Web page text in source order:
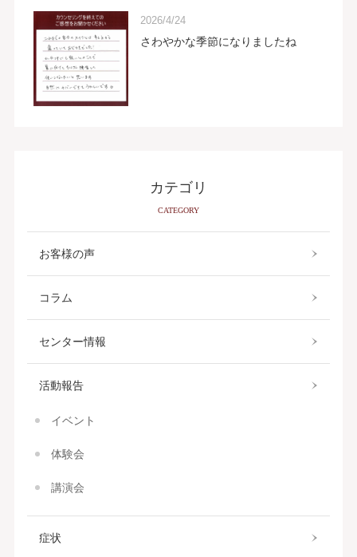
2026/4/24
さわやかな季節になりましたね
カテゴリ
CATEGORY
お客様の声
コラム
センター情報
活動報告
イベント
体験会
講演会
症状